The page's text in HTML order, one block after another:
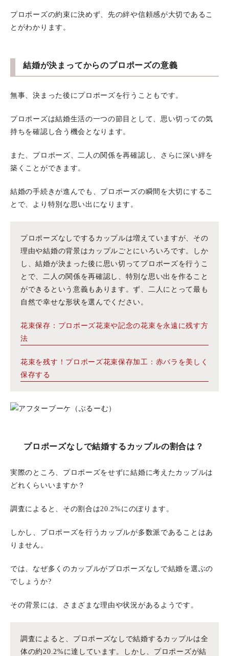
プロポーズの約束に決めず、先の絆や信頼感が大切であるこ
とがわかります。
結婚が決まってからのプロポーズの意義
無事、決まった後にプロポーズを行うこともです。
プロポーズは結婚生活の一つの節目として、思い切っての気
持ちを確認し合う機会となります。
また、プロポーズ、二人の関係を再確認し、さらに深い絆を
築くことができます。
結婚の手続きが進んでも、プロポーズの瞬間を大切にするこ
とで、より特別な思い出になります。
プロポーズなしでするカップルは増えていますが、その
理由や結婚の背景はカップルごとにいろいろです。しか
し、結婚が決まった後に思い切ってプロポーズを行うこ
とで、二人の関係を再確認し、特別な思い出を作ること
ができるという意義もあります。ず、二人にとって最も
自然で幸せな形状を選んでください。
花束保存：プロポーズ花束や記念の花束を永遠に残す方
法
花束を残す！プロポーズ花束保存加工：赤バラを美しく
保存する
プロポーズなしで結婚するカップルの割合は？
実際のところ、プロポーズをせずに結婚に考えたカップルは
どれくらいいますか？
調査によると、その割合は20.2%にのぼります。
しかし、プロポーズを行うカップルが多数派であることはあ
りません。
では、なぜ多くのカップルがプロポーズなしで結婚を選ぶの
でしょうか?
その背景には、さまざまな理由や状況があるようです。
調査によると、プロポーズなしで結婚するカップルは全
体の約20.2%に達しています。しかし、プロポーズが結